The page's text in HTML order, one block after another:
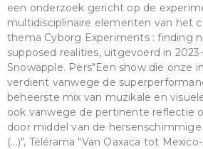
een onderzoek gericht op de
multidisciplinaire elementen van het
thema Cyborg Experiments : finding
supposed realities, uitgevoerd in
Snowapple. Pers"Een show die onze
verdient vanwege de
beheerste mix van muzikale en
ook vanwege de pertinente reflectie
door middel van de
(...)", Télérama "Van Oaxaca tot